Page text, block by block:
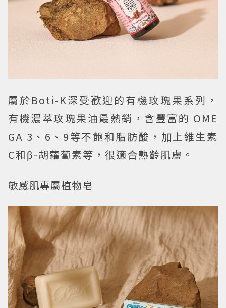
屬於Boti-K深受歡迎的有機玫瑰果系列，
有機濃萃玫瑰果油最熱銷，含豐富的 OME
GA 3、6、9等不飽和脂肪酸，加上維生素
C和β-胡蘿蔔素等，很適合熟齡肌膚。
敏感肌專屬植物皂